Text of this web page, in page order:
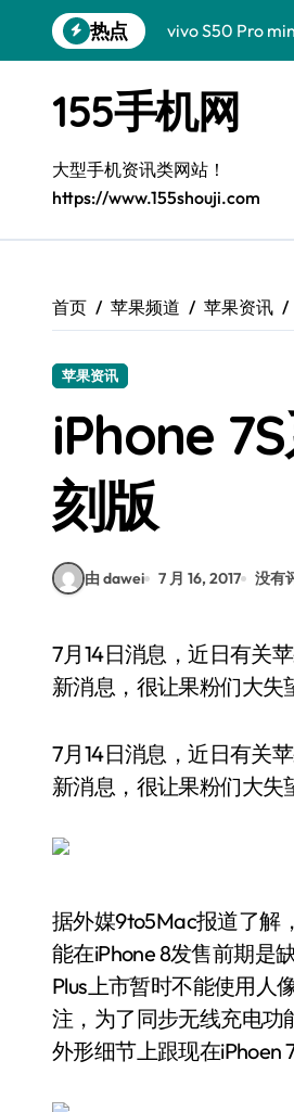
到
热点
vivo S50 Pro
三星Galaxy
三星Galaxy Z
S25 Ultra颜值炸
S24+震撼登场
Galaxy A56 5G
vivo S50新功能
155手机网
大型手机资讯类网站！
https://www.155shouji.com
首页 苹果频道 苹果资讯
苹果资讯
iPhone
刻版
由 dawei 7 月 16, 2017 没有
7月14日消息，近日有关苹果iPhone8曝光越来越频繁了，实际上手机外观设计就那样了。现在最
新消息，很让果粉们大失
7月14日消息，近日有关
新消息，很让果粉们大失
据外媒9to5Mac报道了解
能在iPhone 8发售前期是
Plus上市暂时不能使用人
注，为了同步无线充电功
外形细节上跟现在iPhoen